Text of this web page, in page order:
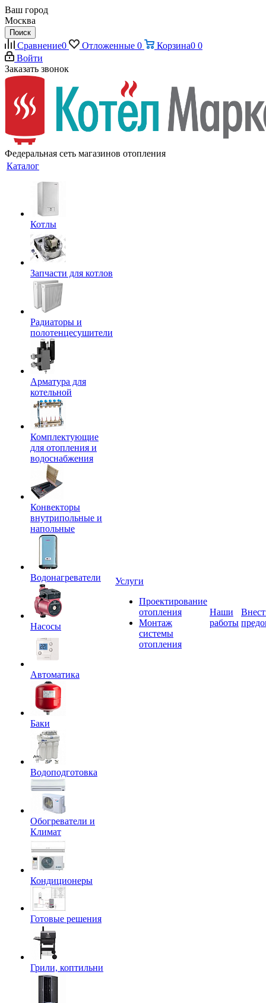
Ваш город
Москва
Поиск
Сравнение0 Отложенные 0 Корзина0 0
Войти
Заказать звонок
Федеральная сеть магазинов отопления
Каталог
Котлы
Запчасти для котлов
Радиаторы и
полотенцесушители
Арматура для
котельной
Комплектующие
для отопления и
водоснабжения
Конвекторы
внутрипольные и
напольные
Водонагреватели
Насосы
Автоматика
Баки
Водоподготовка
Обогреватели и
Климат
Кондиционеры
Готовые решения
Грили, коптильни
Услуги
Проектирование
отопления
Монтаж
системы
отопления
Наши
работы